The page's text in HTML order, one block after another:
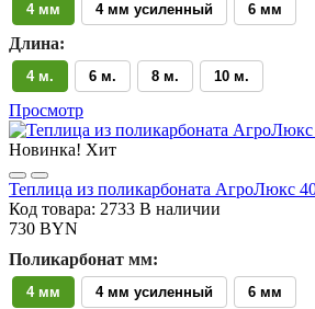
4 мм 4 мм усиленный 6 мм
Длина:
4 м. 6 м. 8 м. 10 м.
Просмотр
Новинка! Хит
Теплица из поликарбоната АгроЛюкс
Код товара: 2733 В наличии
730 BYN
Поликарбонат мм:
4 мм 4 мм усиленный 6 мм